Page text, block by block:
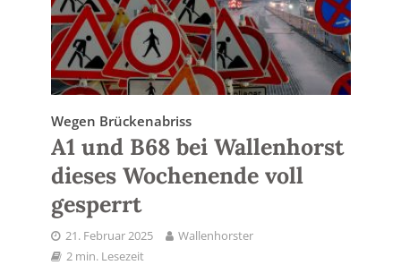
Wegen Brückenabriss
A1 und B68 bei Wallenhorst
dieses Wochenende voll
gesperrt
21. Februar 2025
Wallenhorster
2 min. Lesezeit